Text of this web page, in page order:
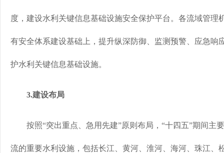
度，建设水利关键信息基础设施安全保护平台。各流域管理
有安全体系建设基础上，提升纵深防御、监测预警、应急响
护水利关键信息基础设施。
3.建设布局
按照“突出重点、急用先建”原则布局，“十四五”期间主
流的重要水利设施，包括长江、黄河、淮河、海河、珠江、